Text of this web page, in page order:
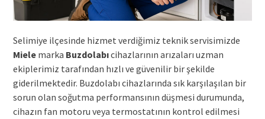
Selimiye ilçesinde hizmet verdiğimiz teknik servisimizde
Mielemarka Buzdolabıcihazlarının arızaları uzman
ekiplerimiz tarafından hızlı ve güvenilir bir şekilde
giderilmektedir. Buzdolabı cihazlarında sık karşılaşılan bir
sorun olan soğutma performansının düşmesi durumunda,
cihazın fan motoru veya termostatının kontrol edilmesi